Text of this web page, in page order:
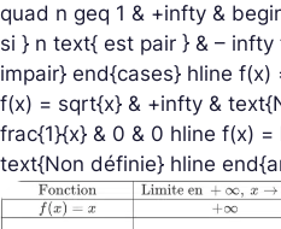
quad n geq 1 & +infty &
si } n text{ est pair } & –
impair} end{cases} hline f(x)
f(x) = sqrt{x} & +infty &
frac{1}{x} & 0 & 0 hline f(x)
text{Non définie} hline